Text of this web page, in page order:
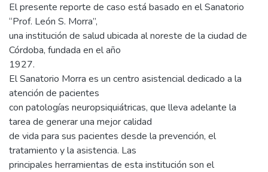
El presente reporte de caso está basado en el Sanatorio
“Prof. León S. Morra”,
una institución de salud ubicada al noreste de la ciudad de
Córdoba, fundada en el año
1927.
El Sanatorio Morra es un centro asistencial dedicado a la
atención de pacientes
con patologías neuropsiquiátricas, que lleva adelante la
tarea de generar una mejor calidad
de vida para sus pacientes desde la prevención, el
tratamiento y la asistencia. Las
principales herramientas de esta institución son el